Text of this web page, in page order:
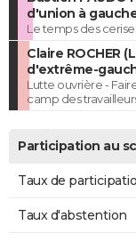
d'union à
Le temps des
Claire ROCHER
d'extrême-
Lutte ouvrière -
camp des
Participation au
Taux de
Taux d'abstention